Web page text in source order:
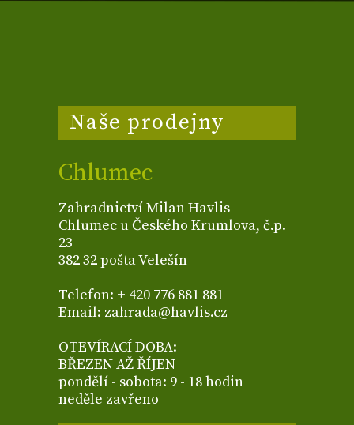
Naše prodejny
Chlumec
Zahradnictví Milan Havlis
Chlumec u Českého Krumlova, č.p.
23
382 32 pošta Velešín
Telefon: + 420 776 881 881
Email: zahrada@havlis.cz
OTEVÍRACÍ DOBA:
BŘEZEN AŽ ŘÍJEN
pondělí - sobota: 9 - 18 hodin
neděle zavřeno